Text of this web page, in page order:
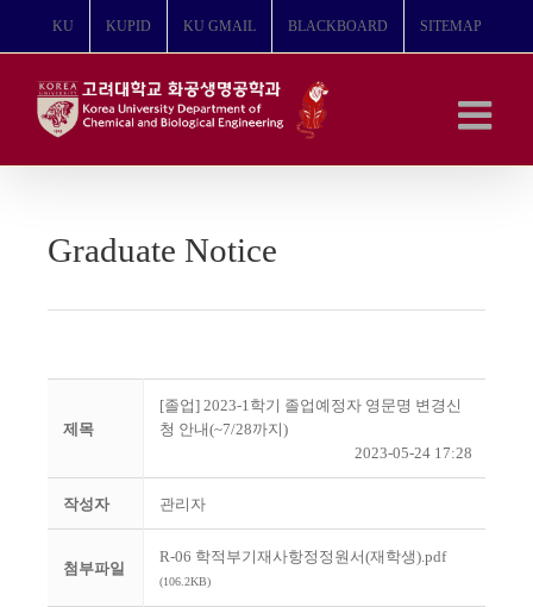
뛰
KU KUPID KU GMAIL BLACKBOARD SITEMAP
Graduate Notice
제목
[졸업] 2023-1학기 졸업예정자 영문명 변경신
청 안내(~7/28까지)
2023-05-24 17:28
작성자 관리자
첨부파일
R-06 학적부기재사항정정원서(재학생).pdf
(106.2KB)